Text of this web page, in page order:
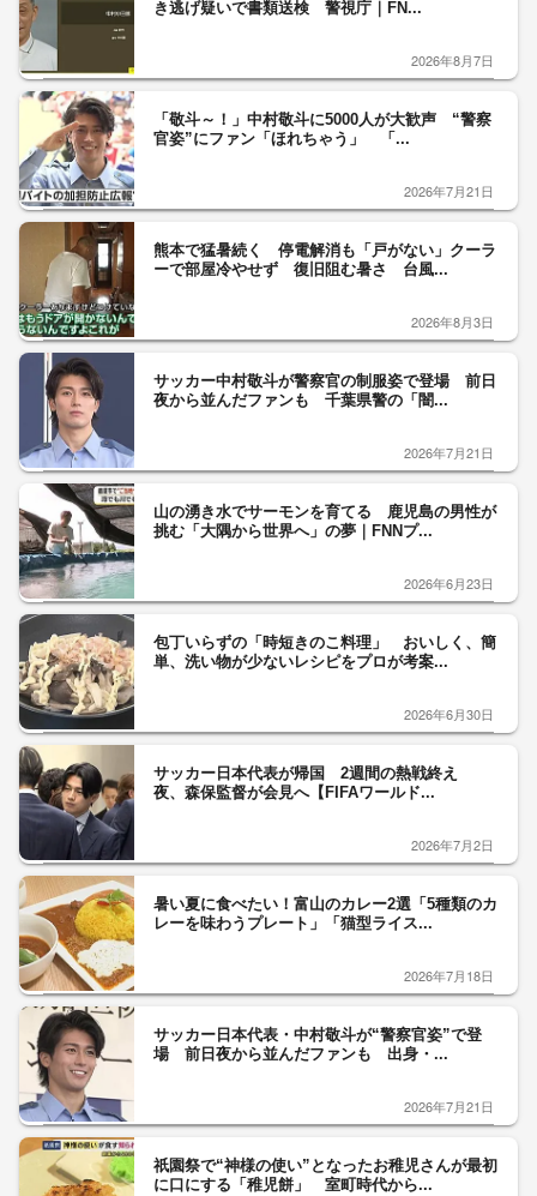
き逃げ疑いで書類送検 警視庁｜FN...
2026年8月7日
「敬斗～！」中村敬斗に5000人が大歓声 “警察
官姿”にファン「ほれちゃう」 「...
2026年7月21日
熊本で猛暑続く 停電解消も「戸がない」クーラ
ーで部屋冷やせず 復旧阻む暑さ 台風...
2026年8月3日
サッカー中村敬斗が警察官の制服姿で登場 前日
夜から並んだファンも 千葉県警の「闇...
2026年7月21日
山の湧き水でサーモンを育てる 鹿児島の男性が
挑む「大隅から世界へ」の夢｜FNNプ...
2026年6月23日
包丁いらずの「時短きのこ料理」 おいしく、簡
単、洗い物が少ないレシピをプロが考案...
2026年6月30日
サッカー日本代表が帰国 2週間の熱戦終え
夜、森保監督が会見へ【FIFAワールド...
2026年7月2日
暑い夏に食べたい！富山のカレー2選「5種類のカ
レーを味わうプレート」「猫型ライス...
2026年7月18日
サッカー日本代表・中村敬斗が“警察官姿”で登
場 前日夜から並んだファンも 出身・...
2026年7月21日
祇園祭で“神様の使い”となったお稚児さんが最初
に口にする「稚児餅」 室町時代から...